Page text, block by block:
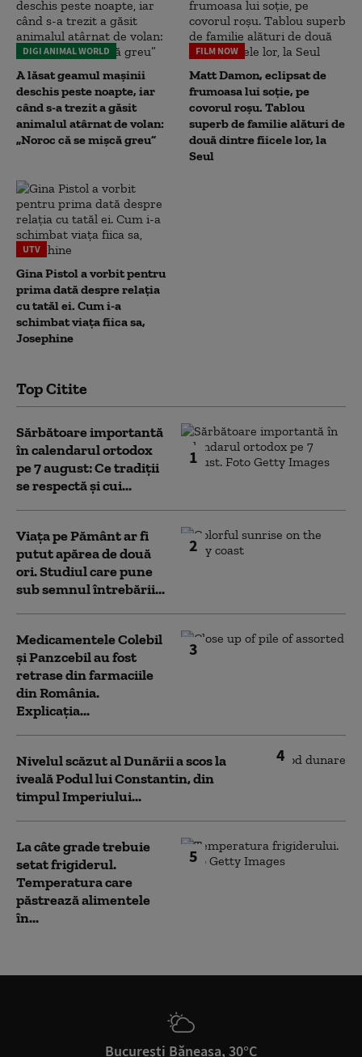
DIGI ANIMAL WORLD
A lăsat geamul mașinii
deschis peste noapte, iar
când s-a trezit a găsit
animalul atârnat de volan:
„Noroc că se mișcă greu”
FILM NOW
Matt Damon, eclipsat de
frumoasa lui soție, pe
covorul roșu. Tablou
superb de familie alături de
două dintre fiicele lor, la
Seul
UTV
Gina Pistol a vorbit pentru
prima dată despre relația
cu tatăl ei. Cum i-a
schimbat viața fiica sa,
Josephine
Top Citite
1
Sărbătoare importantă
în calendarul ortodox
pe 7 august: Ce tradiții
se respectă și cui...
2
Viața pe Pământ ar fi
putut apărea de două
ori. Studiul care pune
sub semnul întrebării...
3
Medicamentele Colebil
și Panzcebil au fost
retrase din farmaciile
din România.
Explicația...
4
Nivelul scăzut al Dunării a scos la
iveală Podul lui Constantin, din
timpul Imperiului...
5
La câte grade trebuie
setat frigiderul.
Temperatura care
păstrează alimentele
în...
București Băneasa, 30°C